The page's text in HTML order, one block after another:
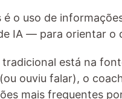
é o uso de
IA — para orientar
está na
ouviu falar), o
mais frequentes